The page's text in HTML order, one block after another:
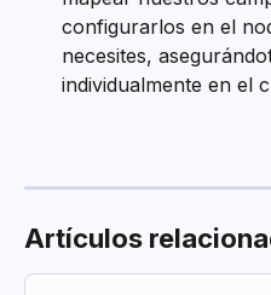
configurarlos en el
necesites,
individualmente en el
Artículos